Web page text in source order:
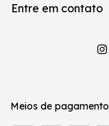
Entre em contato
Meios de pagamento